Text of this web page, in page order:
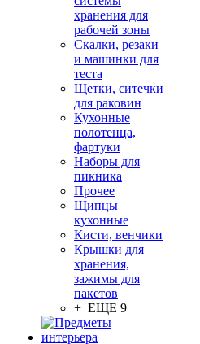
хранения для
рабочей зоны
Скалки, резаки
и машинки для
теста
Щетки, ситечки
для раковин
Кухонные
полотенца,
фартуки
Наборы для
пикника
Прочее
Щипцы
кухонные
Кисти, венчики
Крышки для
хранения,
зажимы для
пакетов
+ ЕЩЕ 9